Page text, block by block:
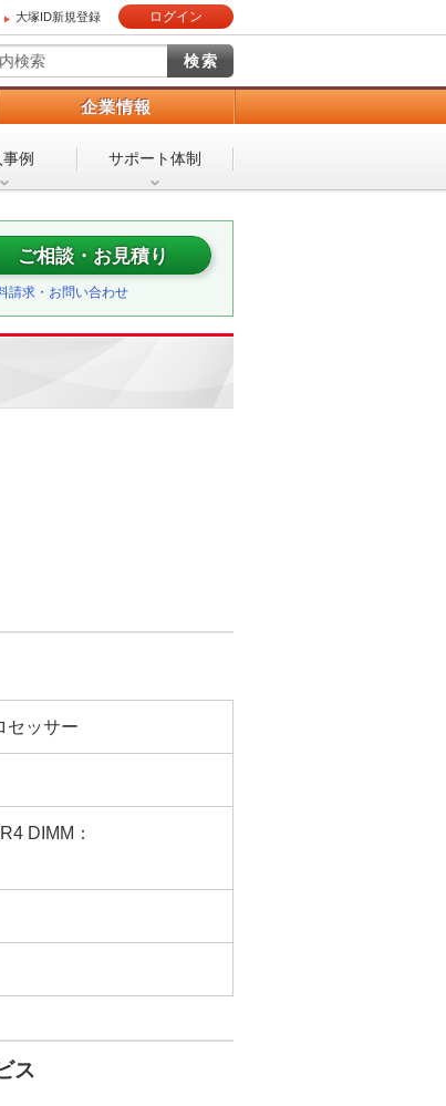
大塚ID新規登録 ログイン
企業情報
例 サポート体制
ご相談・お見積り
請求・お問い合わせ
セッサー
DIMM：
ス